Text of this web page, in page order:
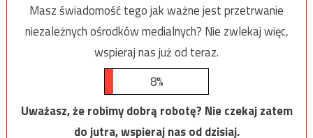
Masz świadomość tego jak ważne jest przetrwanie
niezależnych ośrodków medialnych? Nie zwlekaj więc,
wspieraj nas już od teraz.
8%
Uważasz, że robimy dobrą robotę? Nie czekaj zatem
do jutra, wspieraj nas od dzisiaj.